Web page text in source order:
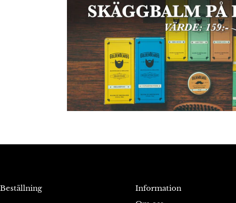
Beställning
Information